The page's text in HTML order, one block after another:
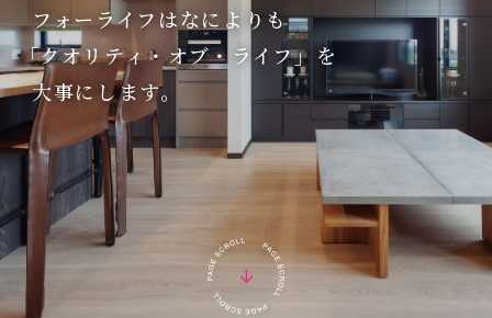
フォーライフはなによりも
「クオリティ・オブ・ライフ」を
大事にします。